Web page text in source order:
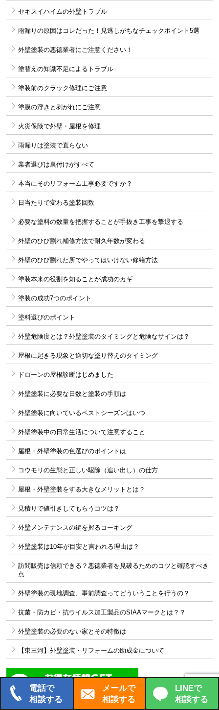
セキスイハイムの外壁トラブル
雨漏りの原因はコレだった！見逃しがちなチェックポイント5選
外壁塗装の悪徳業者にご注意ください！
塗替えの知識不足によるトラブル
塗装前のクラック修理にご注意
塗膜の浮きと剥がれにご注意
火災保険で外壁・屋根を修理
雨漏りは塗装で直らない
業者選びは裏付けがすべて
本当にそのリフォーム工事必要ですか？
日当たりで変わる塗装回数
必要な塗料の数量を把握することが手抜き工事を撃退する
外壁のひび割れ補修方法で耐久年数が変わる
外壁のひび割れた所でやってはいけない修繕方法
塗装本来の役割を知ることが成功のカギ
塗装の成功7つのポイント
塗料選びのポイント
外壁危険度とは？外壁塗装のタイミングと危険なサインは？
屋根に起きる現象と適切な塗り替えのタイミング
ドローンの屋根診断はじめました
外壁塗装に必要な日数と塗装の手順は
外壁塗装に向いているベストシーズンはいつ
外壁塗装中の日常生活について注意すること
屋根・外壁塗装の色選びのポイントは
コウモリの生態と正しい駆除（追い出し）の仕方
屋根・外壁塗装をする大きなメリットとは？
見積りで値引きしてもらうコツは？
外壁メンテナンスの鍵を握るコーキング
外壁塗装は10年が目安と言われる理由は？
訪問販売は信頼できる？悪徳業者を見破るためのコツと確認すべき
点
外壁塗装の現地調査、事前調査ってどういうことを行うの？
抗菌・防カビ・抗ウイルス加工製品のSIAAマークとは？？
外壁塗装の必要のない家とその特徴は
【東三河】外壁塗装・リフォームの助成金について
サンユウLINE
電話で
相談する
メールで
相談する
LINEで
相談する